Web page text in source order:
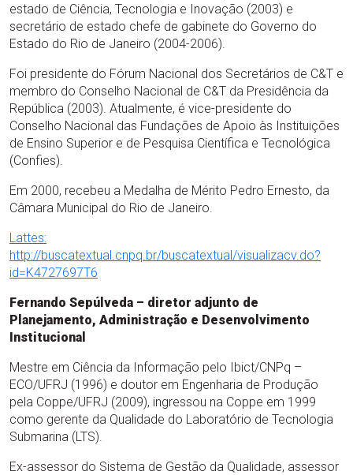
estado de Ciência, Tecnologia e Inovação (2003) e
secretário de estado chefe de gabinete do Governo do
Estado do Rio de Janeiro (2004-2006).
Foi presidente do Fórum Nacional dos Secretários de C&T e
membro do Conselho Nacional de C&T da Presidência da
República (2003). Atualmente, é vice-presidente do
Conselho Nacional das Fundações de Apoio às Instituições
de Ensino Superior e de Pesquisa Científica e Tecnológica
(Confies).
Em 2000, recebeu a Medalha de Mérito Pedro Ernesto, da
Câmara Municipal do Rio de Janeiro.
Lattes:
http://buscatextual.cnpq.br/buscatextual/visualizacv.do?
id=K4727697T6
Fernando Sepúlveda – diretor adjunto de
Planejamento, Administração e Desenvolvimento
Institucional
Mestre em Ciência da Informação pelo Ibict/CNPq –
ECO/UFRJ (1996) e doutor em Engenharia de Produção
pela Coppe/UFRJ (2009), ingressou na Coppe em 1999
como gerente da Qualidade do Laboratório de Tecnologia
Submarina (LTS).
Ex-assessor do Sistema de Gestão da Qualidade, assessor